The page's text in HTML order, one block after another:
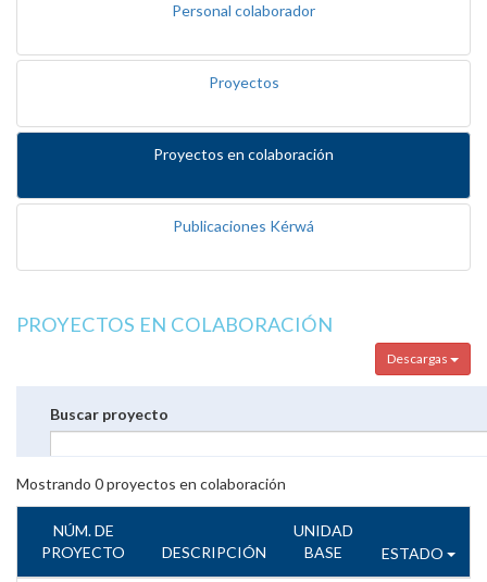
Personal colaborador
Proyectos
Proyectos en colaboración
Publicaciones Kérwá
PROYECTOS EN COLABORACIÓN
Descargas
Buscar proyecto
Mostrando 0proyectos en colaboración
NÚM. DE
PROYECTO
DESCRIPCIÓN
UNIDAD
BASE
ESTADO